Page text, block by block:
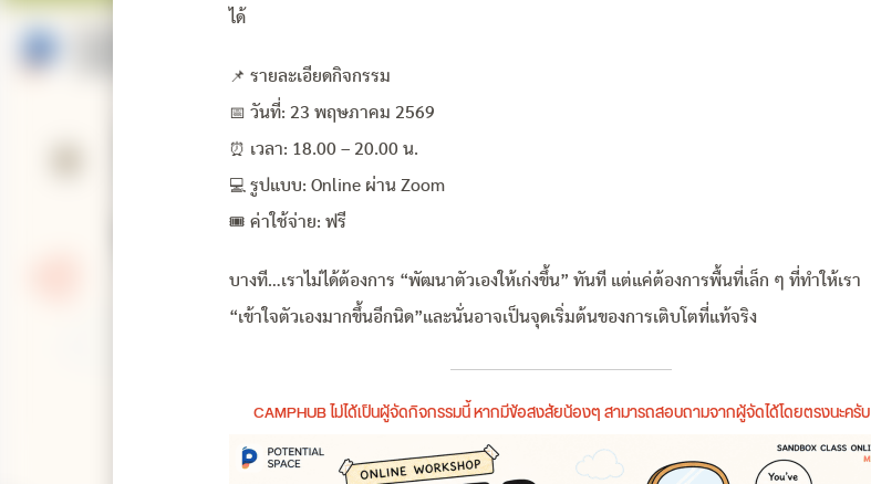
ได้
📌 รายละเอียดกิจกรรม
📅 วันที่: 23 พฤษภาคม 2569
⏰ เวลา: 18.00 – 20.00 น.
💻 รูปแบบ: Online ผ่าน Zoom
🎟 ค่าใช้จ่าย: ฟรี
บางที…เราไม่ได้ต้องการ “พัฒนาตัวเองให้เก่งขึ้น” ทันที แต่แค่ต้องการพื้นที่เล็ก ๆ ที่ทำให้เรา
“เข้าใจตัวเองมากขึ้นอีกนิด”และนั่นอาจเป็นจุดเริ่มต้นของการเติบโตที่แท้จริง
CAMPHUB ไม่ได้เป็นผู้จัดกิจกรรมนี้ หากมีข้อสงสัยน้องๆ สามารถสอบถามจากผู้จัดได้โดยตรงนะครับ